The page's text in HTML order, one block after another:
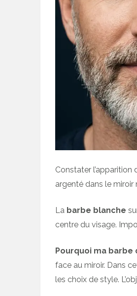
Constater l’apparition
argenté dans le
La barbe blanche
centre du visage.
Pourquoi ma barbe
face au miroir. Dans
les choix de style.